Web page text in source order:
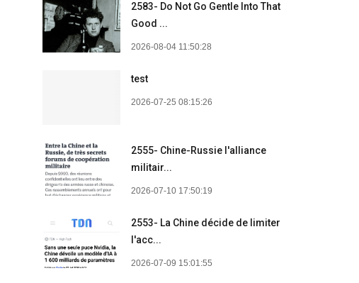
2583- Do Not Go Gentle Into That
Good ...
2026-08-04 11:50:28
test
2026-07-25 08:15:26
2555- Chine-Russie l'alliance
militair...
2026-07-10 17:50:19
2553- La Chine décide de limiter
l'acc...
2026-07-09 15:01:55